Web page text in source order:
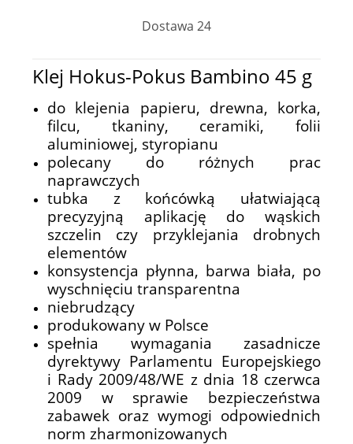
Dostawa 24
Klej Hokus-Pokus Bambino 45 g
do klejenia papieru, drewna, korka,
filcu, tkaniny, ceramiki, folii
aluminiowej, styropianu
polecany do różnych prac
naprawczych
tubka z końcówką ułatwiającą
precyzyjną aplikację do wąskich
szczelin czy przyklejania drobnych
elementów
konsystencja płynna, barwa biała, po
wyschnięciu transparentna
niebrudzący
produkowany w Polsce
spełnia wymagania zasadnicze
dyrektywy Parlamentu Europejskiego
i Rady 2009/48/WE z dnia 18 czerwca
2009 w sprawie bezpieczeństwa
zabawek oraz wymogi odpowiednich
norm zharmonizowanych